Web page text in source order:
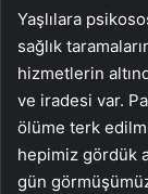
Yaşlılara
sağlık
hizmetlerin
ve iradesi var.
ölüme terk
hepimiz gördük
gün